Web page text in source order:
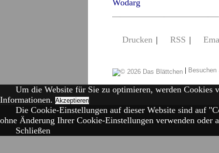
Wodarg
Drucken | RSS |
|
Um die Website für Sie zu optimieren, werden Cookies
Informationen. Akzeptieren
Die Cookie-Einstellungen auf dieser Website sind auf
ohne Änderung Ihrer Cookie-Einstellungen verwenden
Schließen